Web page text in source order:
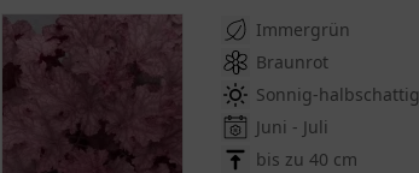
Immergrün
Braunrot
Sonnig-halbschattig
Juni - Juli
bis zu 40 cm